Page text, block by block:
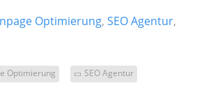
Optimierung,SEO Agentur,
Optimierung SEO Agentur